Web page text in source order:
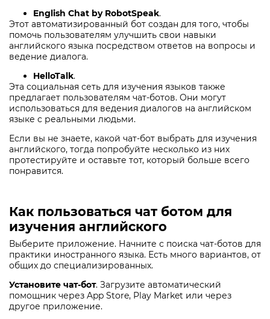
English Chat by RobotSpeak.
Этот автоматизированный бот создан для того, чтобы
помочь пользователям улучшить свои навыки
английского языка посредством ответов на вопросы и
ведение диалога.
HelloTalk.
Эта социальная сеть для изучения языков также
предлагает пользователям чат-ботов. Они могут
использоваться для ведения диалогов на английском
языке с реальными людьми.
Если вы не знаете, какой чат-бот выбрать для изучения
английского, тогда попробуйте несколько из них
протестируйте и оставьте тот, который больше всего
понравится.
Как пользоваться чат ботом для
изучения английского
Выберите приложение. Начните с поиска чат-ботов для
практики иностранного языка. Есть много вариантов, от
общих до специализированных.
Установите чат-бот. Загрузите автоматический
помощник через App Store, Play Market или через
другое приложение.